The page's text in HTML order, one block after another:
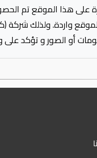
على هذا الموقع تم
واردة. ولذلك شركة
أو الصور و تؤكد